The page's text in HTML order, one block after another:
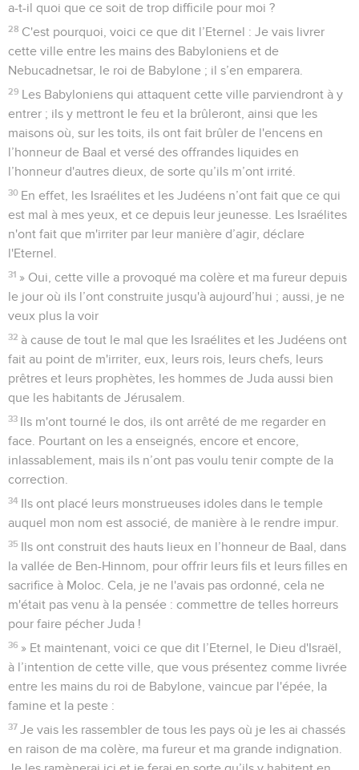
a-t-il quoi que ce soit de trop difficile pour moi ?
28 C'est pourquoi, voici ce que dit l’Eternel : Je vais livrer
cette ville entre les mains des Babyloniens et de
Nebucadnetsar, le roi de Babylone ; il s’en emparera.
29 Les Babyloniens qui attaquent cette ville parviendront à y
entrer ; ils y mettront le feu et la brûleront, ainsi que les
maisons où, sur les toits, ils ont fait brûler de l'encens en
l’honneur de Baal et versé des offrandes liquides en
l’honneur d'autres dieux, de sorte qu’ils m’ont irrité.
30 En effet, les Israélites et les Judéens n’ont fait que ce qui
est mal à mes yeux, et ce depuis leur jeunesse. Les Israélites
n'ont fait que m'irriter par leur manière d’agir, déclare
l'Eternel.
31 » Oui, cette ville a provoqué ma colère et ma fureur depuis
le jour où ils l’ont construite jusqu'à aujourd’hui ; aussi, je ne
veux plus la voir
32 à cause de tout le mal que les Israélites et les Judéens ont
fait au point de m'irriter, eux, leurs rois, leurs chefs, leurs
prêtres et leurs prophètes, les hommes de Juda aussi bien
que les habitants de Jérusalem.
33 Ils m'ont tourné le dos, ils ont arrêté de me regarder en
face. Pourtant on les a enseignés, encore et encore,
inlassablement, mais ils n’ont pas voulu tenir compte de la
correction.
34 Ils ont placé leurs monstrueuses idoles dans le temple
auquel mon nom est associé, de manière à le rendre impur.
35 Ils ont construit des hauts lieux en l’honneur de Baal, dans
la vallée de Ben-Hinnom, pour offrir leurs fils et leurs filles en
sacrifice à Moloc. Cela, je ne l'avais pas ordonné, cela ne
m'était pas venu à la pensée : commettre de telles horreurs
pour faire pécher Juda !
36 » Et maintenant, voici ce que dit l’Eternel, le Dieu d'Israël,
à l’intention de cette ville, que vous présentez comme livrée
entre les mains du roi de Babylone, vaincue par l'épée, la
famine et la peste :
37 Je vais les rassembler de tous les pays où je les ai chassés
en raison de ma colère, ma fureur et ma grande indignation.